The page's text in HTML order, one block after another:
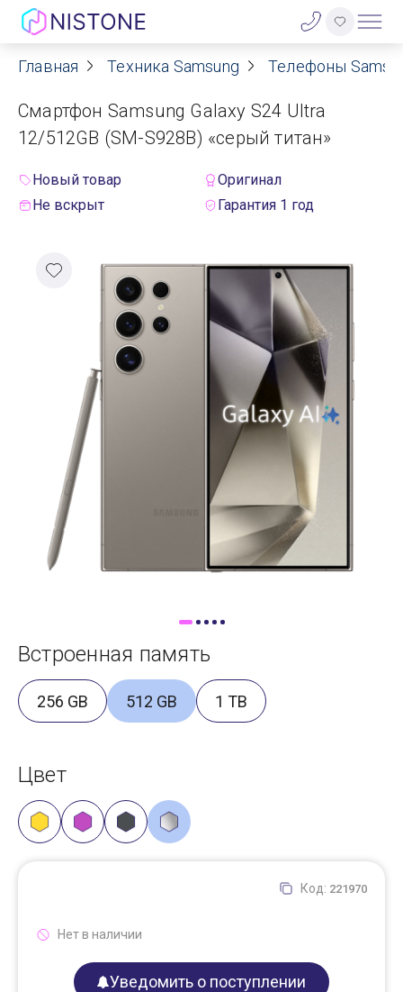
Акции
О нас
Договор оферты
Реквизиты
Контакты
Гарантия
Оплата
Доставка
Самовывоз
Trade-In
Главная Техника Samsung Телефоны
Смартфон Samsung Galaxy S24 Ultra
12/512GB (SM-S928B) «серый титан»
Новый товар
Оригинал
Не вскрыт
Гарантия 1 год
Встроенная память
256 GB 512 GB 1 TB
Цвет
Код: 221970
Нет в наличии
Уведомить о поступлении